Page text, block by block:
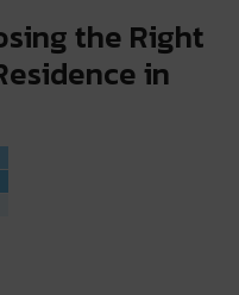
the Right
in